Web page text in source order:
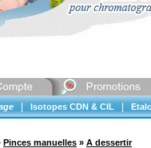
Isotopes CDN & CIL
Pinces manuelles » A dessertir